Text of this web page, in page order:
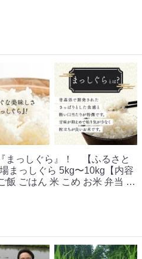
まっしぐら』！ 【ふるさと
まっしぐら 5kg〜10kg【内容
飯 ごはん 米 こめ お米 弁当 精
ド米 おにぎり 国産 青森県 七